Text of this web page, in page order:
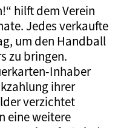
hilft dem Verein
Jedes verkaufte
um den Handball
zu bringen.
Inhaber
ihrer
verzichtet
eine weitere